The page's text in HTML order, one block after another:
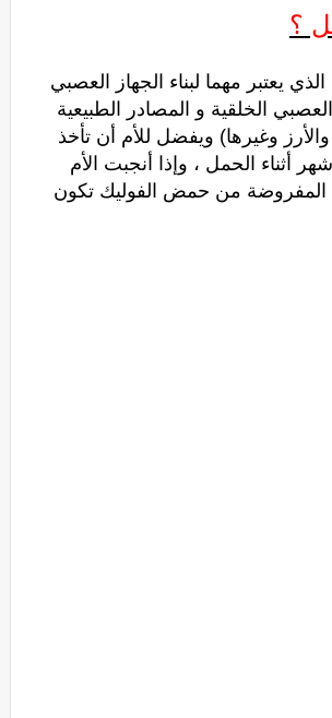
؟
يعتبر مهما لبناء الجهاز العصبي
الخلقية و المصادر الطبيعية
وغيرها) ويفضل للأم أن تأخذ
أثناء الحمل ، وإذا أنجبت الأم
المفروضة من حمض الفوليك تكون